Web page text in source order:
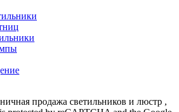
продажа светильников и люстр ,